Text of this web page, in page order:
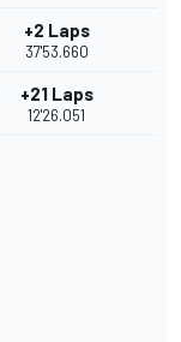
+2 Laps
37'53.660
+21 Laps
12'26.051